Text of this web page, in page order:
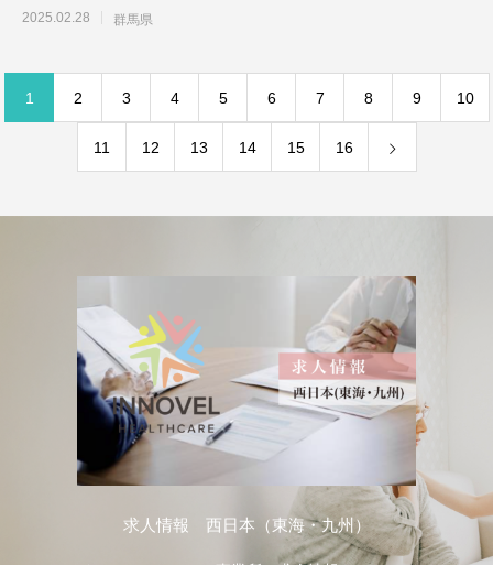
2025.02.28 群馬県
1 2 3 4 5 6 7 8 9 10
11 12 13 14 15 16
求人情報 西日本（東海・九州）